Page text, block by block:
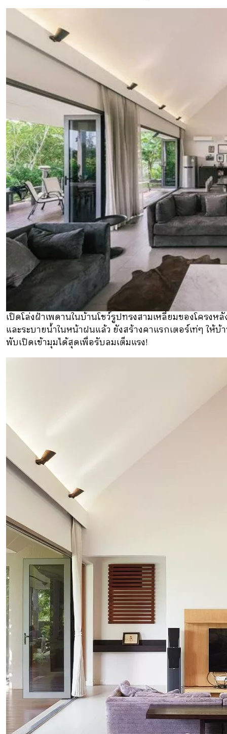
เปิดโล่งฝ้าเพดานในบ้านโชว์รูปทรงสามเหลี่ยมของโครง
และระบายน้ำในหน้าฝนแล้ว ยังสร้างคาแรกเตอร์เท่ๆ ใ
พับเปิดเข้ามุมได้สุดเพื่อรับลมเต็มแรง!